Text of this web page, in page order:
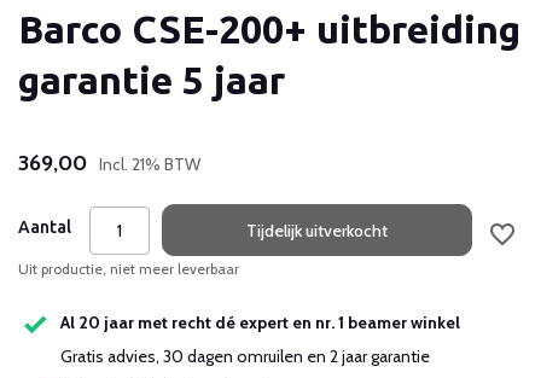
Barco CSE-200+ uitbreiding
garantie 5 jaar
369,00 Incl. 21% BTW
Aantal Tijdelijk uitverkocht
Uit productie, niet meer leverbaar
Al 20 jaar met recht dé expert en nr. 1 beamer winkel
Gratis advies, 30 dagen omruilen en 2 jaar garantie